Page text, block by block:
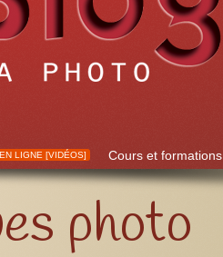
LIGNE [VIDÉOS] Cours et formations
photo